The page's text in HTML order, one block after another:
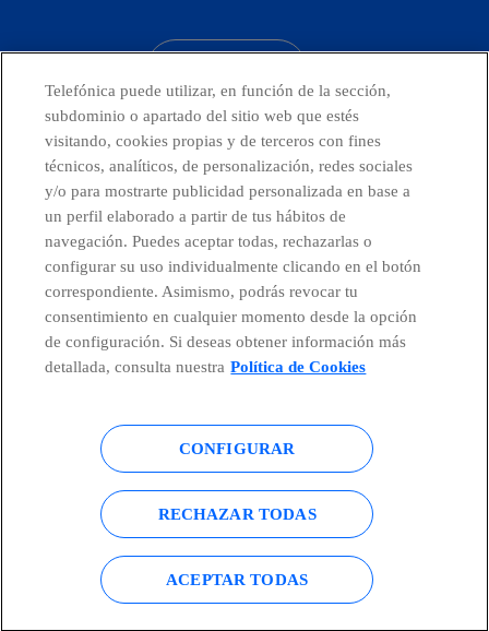
Telefónica en redes sociales
Canal de Denuncias
Centro Global Transparencia
Política de cookies Aviso legal
Accesibilidad Política de privacidad
Mapa del sitio
Telefónica puede utilizar, en función de la sección,
subdominio o apartado del sitio web que estés
visitando, cookies propias y de terceros con fines
técnicos, analíticos, de personalización, redes sociales
y/o para mostrarte publicidad personalizada en base a
un perfil elaborado a partir de tus hábitos de
navegación. Puedes aceptar todas, rechazarlas o
configurar su uso individualmente clicando en el botón
correspondiente. Asimismo, podrás revocar tu
consentimiento en cualquier momento desde la opción
de configuración. Si deseas obtener información más
detallada, consulta nuestra Política de Cookies
CONFIGURAR
RECHAZAR TODAS
ACEPTAR TODAS